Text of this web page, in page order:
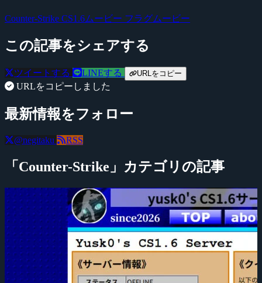
Counter-Strike CS1.6ムービー フラグムービー
この記事をシェアする
ツイートする LINEする URLをコピー
URLをコピーしました
最新情報をフォロー
@negitaku RSS
「Counter-Strike」カテゴリの記事